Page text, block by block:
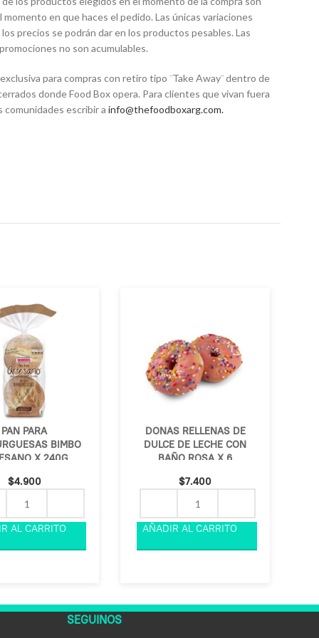
momento en que haces el pedido. Las únicas variaciones
precios se podrán dar en los productos pesables. Las
no son acumulables.
para compras con retiro tipo ¨Take Away¨ dentro de
donde Food Box opera. Para clientes que vivan fuera
comunidades escribir a info@thefoodboxarg.com.
PAN PARA
BIMBO
X 240G
$4.900
DONAS RELLENAS DE
DULCE DE LECHE CON
BAÑO ROSA X 6
$7.400
SEGUINOS